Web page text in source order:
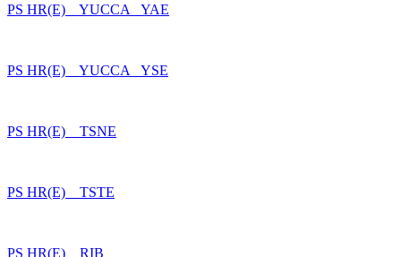
PS HR(E) YUCCA _YAE
PS HR(E) YUCCA _YSE
PS HR(E) TSNE
PS HR(E) TSTE
PS HR(E) RIB